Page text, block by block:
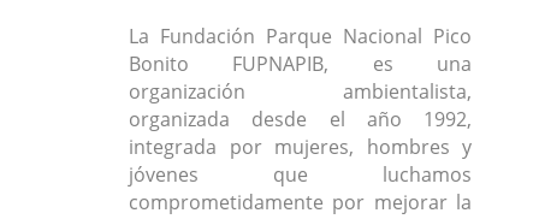
La Fundación Parque Nacional Pico
Bonito FUPNAPIB, es una
organización ambientalista,
organizada desde el año 1992,
integrada por mujeres, hombres y
jóvenes que luchamos
comprometidamente por mejorar la